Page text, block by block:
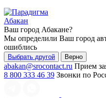
Абакан
Ваш город Абакане?
Мы определили Ваш город
ошиблись
Выбрать другой Верно
abakan@srocontact.ru Прием
8 800 333 46 39 Звонки по